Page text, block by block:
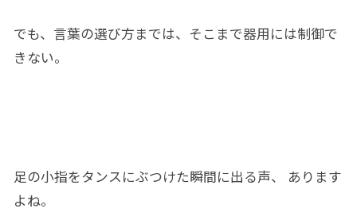
でも、言葉の選び方までは、そこまで器用には制御で
き ない。
足の小指をタンスにぶつけた瞬間に出る声、 あります
よね。